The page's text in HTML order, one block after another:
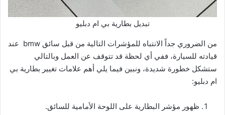
تبديل بطارية بي ام دبليو
من الضروري جداً الانتباه للمؤشرات التالية من قبل سائق bmw عند
قيادته للسيارة، ففي أي لحظة قد تتوقف عن العمل وبالتالي
ستشكل خطورة شديدة، ونبين فيما يلي أهم علامات تغيير بطارية بي
ام دبليو:
ظهور مؤشر البطارية على اللوحة الأمامية للسائق.